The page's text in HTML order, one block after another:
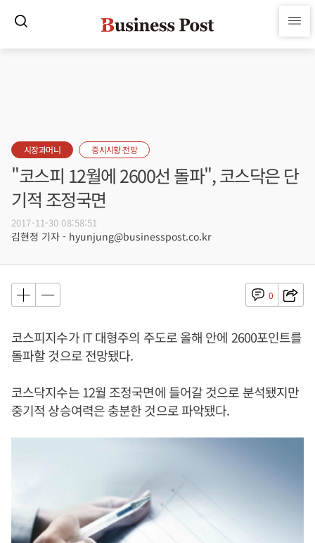
시장과머니 증시시황·전망
"코스피 12월에 2600선 돌파", 코스닥은 단
기적 조정국면
2017-11-30 08:58:51
김현정 기자 - hyunjung@businesspost.co.kr
0
코스피지수가 IT 대형주의 주도로 올해 안에 2600포인트를
돌파할 것으로 전망됐다.
코스닥지수는 12월 조정국면에 들어갈 것으로 분석됐지만
중기적 상승여력은 충분한 것으로 파악됐다.